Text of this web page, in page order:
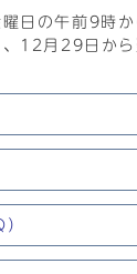
日の午前9時
、12月29日か